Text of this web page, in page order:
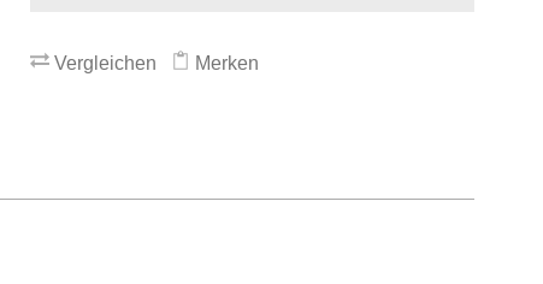
Vergleichen Merken